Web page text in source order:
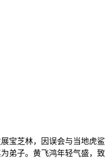
芝林，因误会与当地虎鲨
弟子。黄飞鸿年轻气盛，致